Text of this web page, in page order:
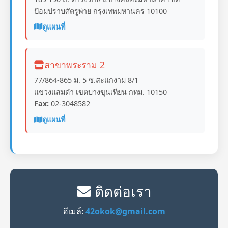
ป้อมปราบศัตรูพ่าย กรุงเทพมหานคร 10100
ดูแผนที่
สาขาพระราม 2
77/864-865 ม. 5 ซ.สะแกงาม 8/1
แขวงแสมดำ เขตบางขุนเทียน กทม. 10150
Fax: 02-3048582
ดูแผนที่
ติดต่อเรา
อีเมล์: 42okok@gmail.com